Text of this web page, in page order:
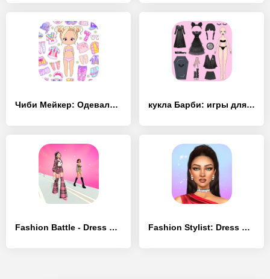
Чиби Мейкер: Одевалки Кукол - [Взлом/МОД Unlocked] кукла Барби: игры для девочек - [Взлом/МОД Бесконечные деньги]
Fashion Battle - Dress up game - [Взлом/МОД Меню] Fashion Stylist: Dress Up Game - [Взлом/МОД Меню]